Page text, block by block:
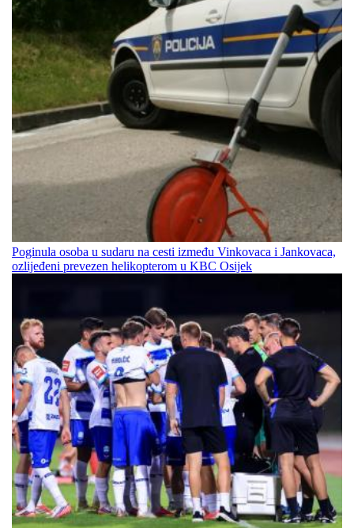
Poginula osoba u sudaru na cesti između Vinkovaca i Jankovaca,
ozlijeđeni prevezen helikopterom u KBC Osijek